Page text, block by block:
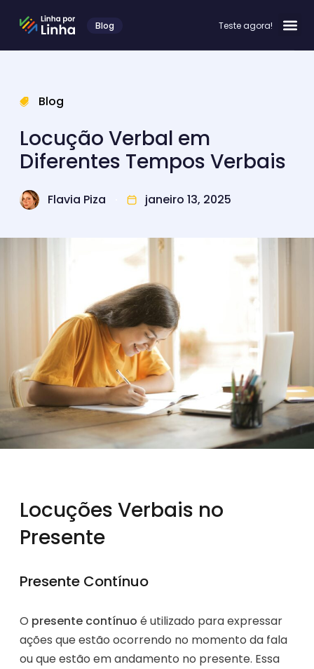
Blog Teste agora!
Blog
Locução Verbal em
Diferentes Tempos Verbais
Flavia Piza janeiro 13, 2025
Locuções Verbais no
Presente
Presente Contínuo
O presente contínuo é utilizado para expressar
ações que estão ocorrendo no momento da fala
ou que estão em andamento no presente. Essa